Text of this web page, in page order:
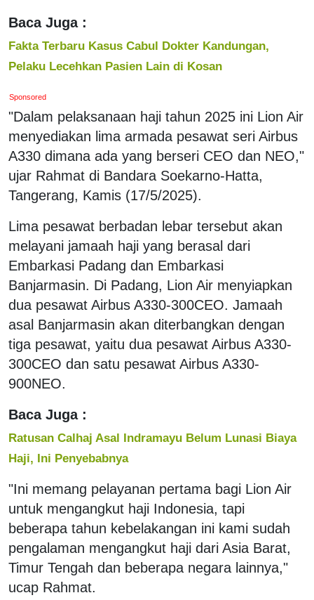
Baca Juga :
Fakta Terbaru Kasus Cabul Dokter Kandungan,
Pelaku Lecehkan Pasien Lain di Kosan
Sponsored
"Dalam pelaksanaan haji tahun 2025 ini Lion Air
menyediakan lima armada pesawat seri Airbus
A330 dimana ada yang berseri CEO dan NEO,"
ujar Rahmat di Bandara Soekarno-Hatta,
Tangerang, Kamis (17/5/2025).
Lima pesawat berbadan lebar tersebut akan
melayani jamaah haji yang berasal dari
Embarkasi Padang dan Embarkasi
Banjarmasin. Di Padang, Lion Air menyiapkan
dua pesawat Airbus A330-300CEO. Jamaah
asal Banjarmasin akan diterbangkan dengan
tiga pesawat, yaitu dua pesawat Airbus A330-
300CEO dan satu pesawat Airbus A330-
900NEO.
Baca Juga :
Ratusan Calhaj Asal Indramayu Belum Lunasi Biaya
Haji, Ini Penyebabnya
"Ini memang pelayanan pertama bagi Lion Air
untuk mengangkut haji Indonesia, tapi
beberapa tahun kebelakangan ini kami sudah
pengalaman mengangkut haji dari Asia Barat,
Timur Tengah dan beberapa negara lainnya,"
ucap Rahmat.